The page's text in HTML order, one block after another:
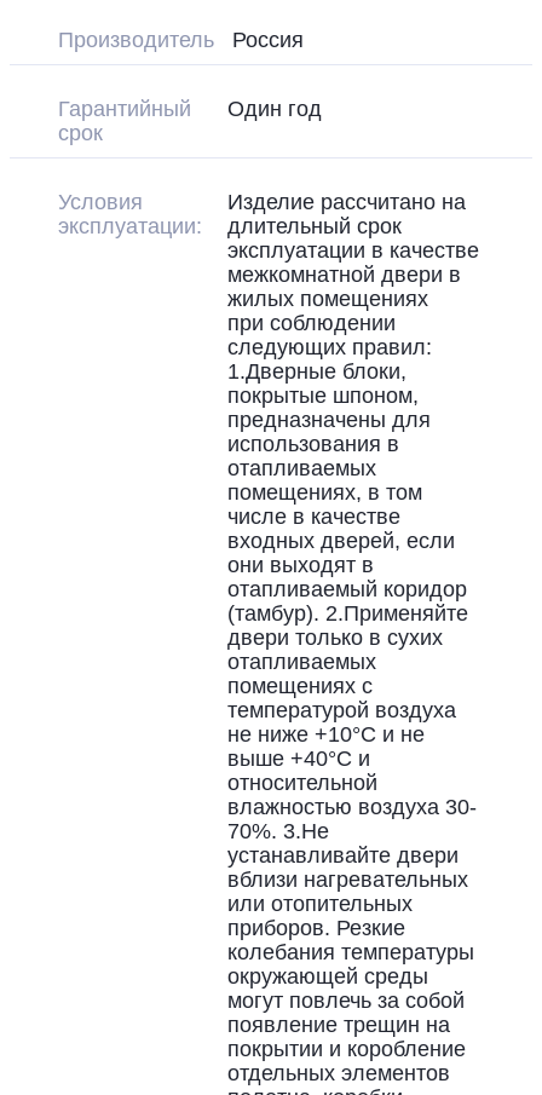
Производитель Россия
Гарантийный
срок
Один год
Условия
эксплуатации:
Изделие рассчитано на
длительный срок
эксплуатации в качестве
межкомнатной двери в
жилых помещениях
при соблюдении
следующих правил:
1.Дверные блоки,
покрытые шпоном,
предназначены для
использования в
отапливаемых
помещениях, в том
числе в качестве
входных дверей, если
они выходят в
отапливаемый коридор
(тамбур). 2.Применяйте
двери только в сухих
отапливаемых
помещениях с
температурой воздуха
не ниже +10°С и не
выше +40°С и
относительной
влажностью воздуха 30-
70%. 3.Не
устанавливайте двери
вблизи нагревательных
или отопительных
приборов. Резкие
колебания температуры
окружающей среды
могут повлечь за собой
появление трещин на
покрытии и коробление
отдельных элементов